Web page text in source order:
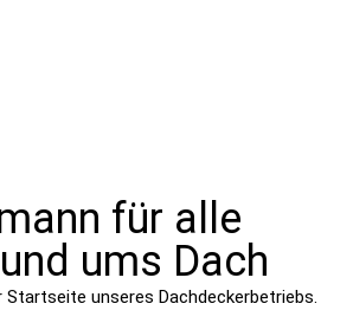
für alle
ums Dach
unseres Dachdeckerbetriebs.